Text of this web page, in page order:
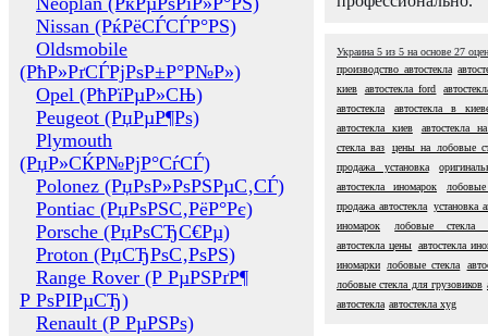
Nissan (РќРёСЃСЃР°РЅ)
Oldsmobile
(РћР»РґСЃРјРѕР±Р°Р№Р»)
Opel (РћРїРµР»СЊ)
Peugeot (РџРµР¶Рѕ)
Plymouth
(РџР»СЌР№РјР°СѓСЃ)
Polonez (РџРѕР»РѕРЅРµС‚СЃ)
Pontiac (РџРѕРЅС‚РёР°Рє)
Porsche (РџРѕСЂС€Рµ)
Proton (РџСЂРѕС‚РѕРЅ)
Range Rover (Р РµРЅРґР¶
Р РѕРІРµСЂ)
Renault (Р РµРЅРѕ)
Украина 5 из 5 на основе 27
производство автостекла
киев
автостекла ford
автостекла
автостекла в
автостекла киев
автостекла
стекла ваз
цены на лобовые
продажа установка
автостекла иномарок
лобовые
продажа автостекла установка
иномарок
лобовые стекла
автостекла цены автостекла
иномарки
лобовые стекла
лобовые стекла для грузовиков
автостекла автостекла xyg